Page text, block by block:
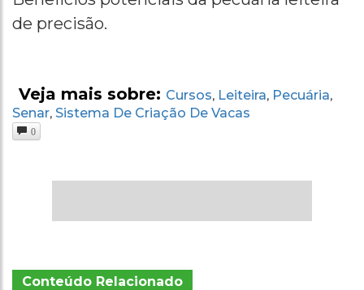
de precisão.
Veja mais sobre: Cursos, Leiteira, Pecuária,
Senar, Sistema De Criação De Vacas
0
Conteúdo Relacionado